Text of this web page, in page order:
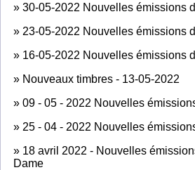
» 30-05-2022 Nouvelles émissions
» 23-05-2022 Nouvelles émissions
» 16-05-2022 Nouvelles émissions
» Nouveaux timbres - 13-05-2022
» 09 - 05 - 2022 Nouvelles
» 25 - 04 - 2022 Nouvelles
» 18 avril 2022 - Nouvelles
Dame